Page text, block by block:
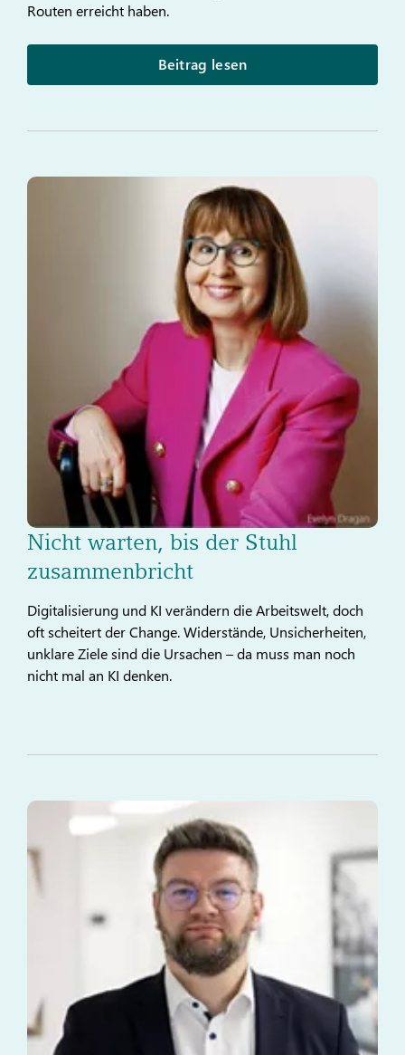
Routen erreicht haben.
Beitrag lesen
Nicht warten, bis der Stuhl
zusammenbricht
Digitalisierung und KI verändern die Arbeitswelt, doch
oft scheitert der Change. Widerstände, Unsicherheiten,
unklare Ziele sind die Ursachen – da muss man noch
nicht mal an KI denken.